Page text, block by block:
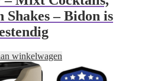
Shakes – Bidon is
winkelwagen